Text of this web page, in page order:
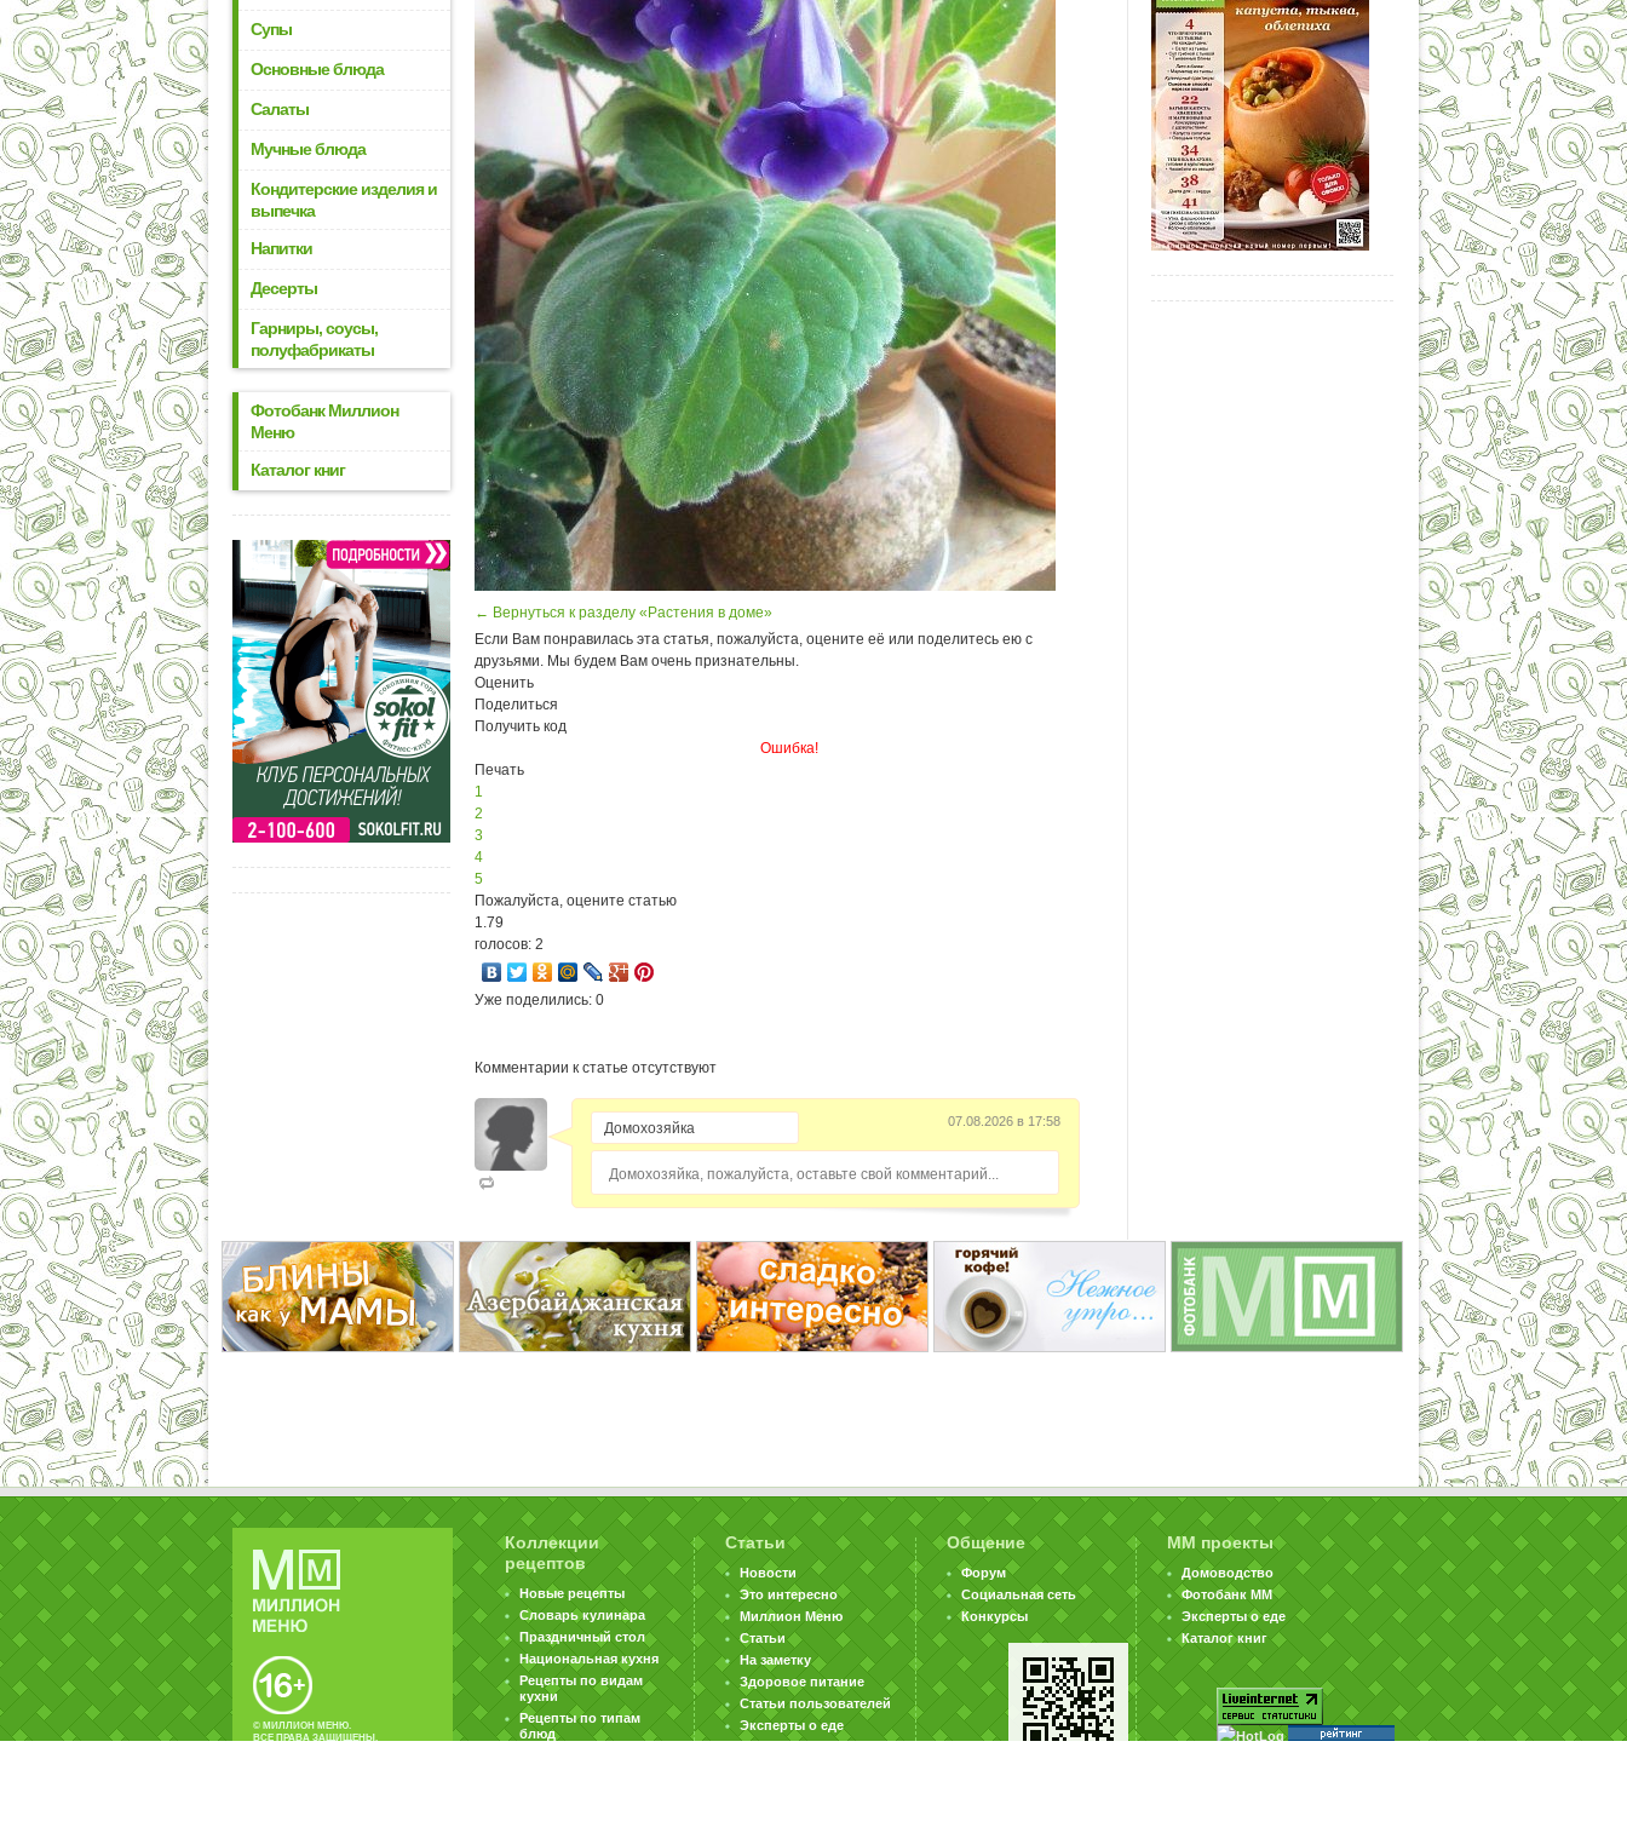
Супы
Основные блюда
Салаты
Мучные блюда
Кондитерские изделия и
выпечка
Напитки
Десерты
Гарниры, соусы,
полуфабрикаты
Фотобанк Миллион
Меню
Каталог книг
← Вернуться к разделу «Растения в доме»
Если Вам понравилась эта статья, пожалуйста, оцените её или поделитесь ею с
друзьями. Мы будем Вам очень признательны.
Оценить
Поделиться
Получить код
Ошибка!
Печать
1
2
3
4
5
Пожалуйста, оцените статью
1.79
голосов: 2
Уже поделились: 0
Комментарии к статье отсутствуют
07.08.2026 в 17:58
Домохозяйка, пожалуйста, оставьте свой комментарий...
© МИЛЛИОН МЕНЮ.
ВСЕ ПРАВА ЗАЩИЩЕНЫ.
Коллекции
рецептов
Новые рецепты
Словарь кулинара
Праздничный стол
Национальная кухня
Рецепты по видам
кухни
Рецепты по типам
блюд
Статьи
Новости
Это интересно
Миллион Меню
Статьи
На заметку
Здоровое питание
Статьи пользователей
Эксперты о еде
Общение
Форум
Социальная сеть
Конкурсы
ММ проекты
Домоводство
Фотобанк ММ
Эксперты о еде
Каталог книг